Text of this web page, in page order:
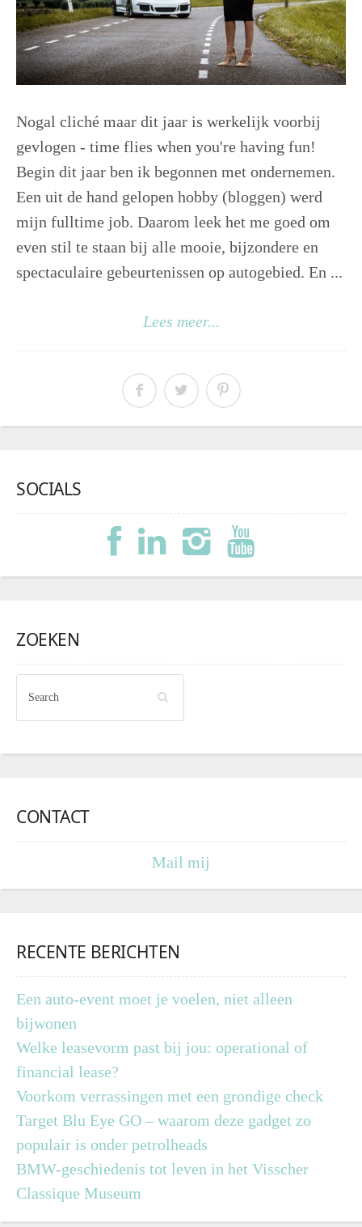
Nogal cliché maar dit jaar is werkelijk voorbij
gevlogen - time flies when you're having fun!
Begin dit jaar ben ik begonnen met ondernemen.
Een uit de hand gelopen hobby (bloggen) werd
mijn fulltime job. Daarom leek het me goed om
even stil te staan bij alle mooie, bijzondere en
spectaculaire gebeurtenissen op autogebied. En ...
Lees meer...
SOCIALS
ZOEKEN
CONTACT
Mail mij
RECENTE BERICHTEN
Een auto-event moet je voelen, niet alleen
bijwonen
Welke leasevorm past bij jou: operational of
financial lease?
Voorkom verrassingen met een grondige check
Target Blu Eye GO – waarom deze gadget zo
populair is onder petrolheads
BMW-geschiedenis tot leven in het Visscher
Classique Museum